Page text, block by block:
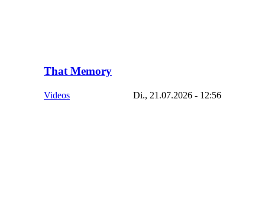
That Memory
Videos Di., 21.07.2026 - 12:56